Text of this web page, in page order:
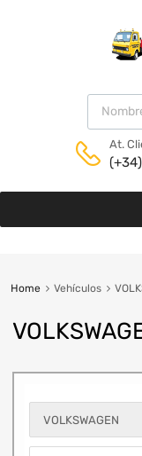
At.
Home Vehículos
VOLKSWAGEN